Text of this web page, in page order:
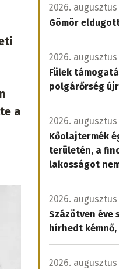
a
2026. augusztus
Gömör
2026. augusztus
Fülek
polgárőrség
2026. augusztus
Kőolajtermék
területén, a
lakosságot
2026. augusztus
Százötven éve
hírhedt
2026. augusztus